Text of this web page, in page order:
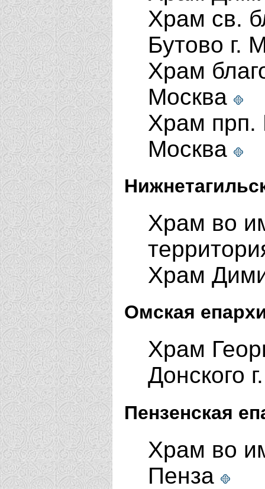
Храм св.
Бутово г.
Храм
Москва
Храм прп.
Москва
Храм во
Храм
Омская
Храм
Донского
Пензенская
Храм во
Пенза